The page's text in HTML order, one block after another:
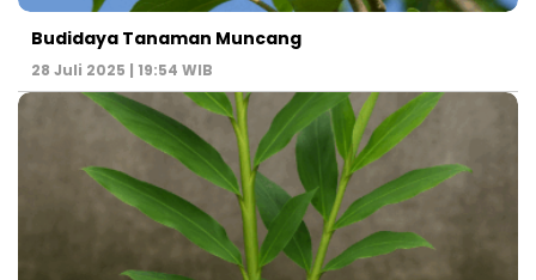
Budidaya Tanaman Muncang
28 Juli 2025 | 19:54 WIB